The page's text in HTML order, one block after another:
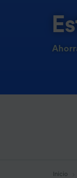
Inicio